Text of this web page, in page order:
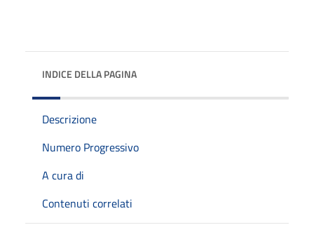
INDICE DELLA PAGINA
Descrizione
Numero Progressivo
A cura di
Contenuti correlati